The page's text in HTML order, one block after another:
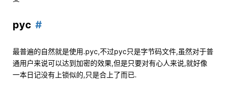
pyc
最普遍的自然就是使用.pyc,不过pyc只是字节码文件,虽然对于普
通用户来说可以达到加密的效果,但是只要对有心人来说,就好像
一本日记没有上锁似的,只是合上了而已.